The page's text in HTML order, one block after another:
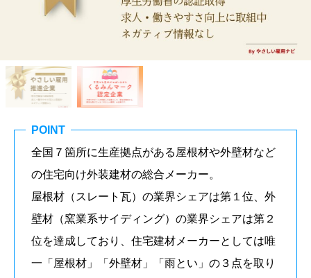
POINT
全国７箇所に生産拠点がある屋根材や外壁材など
の住宅向け外装建材の総合メーカー。
屋根材（スレート瓦）の業界シェアは第１位、外
壁材（窯業系サイディング）の業界シェアは第２
位を達成しており、住宅建材メーカーとしては唯
一「屋根材」「外壁材」「雨とい」の３点を取り